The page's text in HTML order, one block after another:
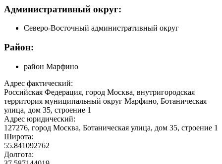
Административный округ:
Северо-Восточный административный округ
Район:
район Марфино
Адрес фактический:
Российская Федерация, город Москва, внутригородская
территория муниципальный округ Марфино, Ботаническая
улица, дом 35, строение 1
Адрес юридический:
127276, город Москва, Ботаническая улица, дом 35, строение 1
Широта:
55.841092762
Долгота: